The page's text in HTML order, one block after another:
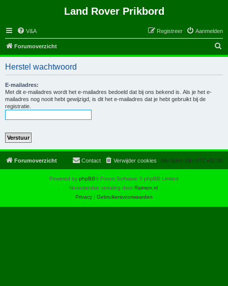
Land Rover Prikbord
V&A Aanmelden
Registreer
Forumoverzicht
o
Herstel wachtwoord
E-mailadres:
Met dit e-mailadres wordt het e-mailadres bedoeld dat bij ons bekend is. Als je het e-
mailadres nog nooit hebt gewijzigd, is dit het e-mailadres dat je hebt gebruikt bij de
registratie.
Forumoverzicht Alle tijden zijn UTC+02:00
Verwijder cookies
Contact
Powered by phpBB® Forum Software © phpBB Limited
Nederlandse vertaling door Raimon.nl.
Privacy | Gebruikersvoorwaarden